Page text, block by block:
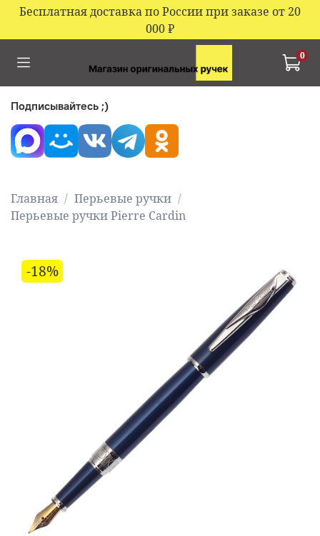
Бесплатная доставка по России при заказе от 20
000₽
0
Главная
Перьевые ручки
Перьевые ручки Pierre Cardin
-18%
Подписывайтесь ;)